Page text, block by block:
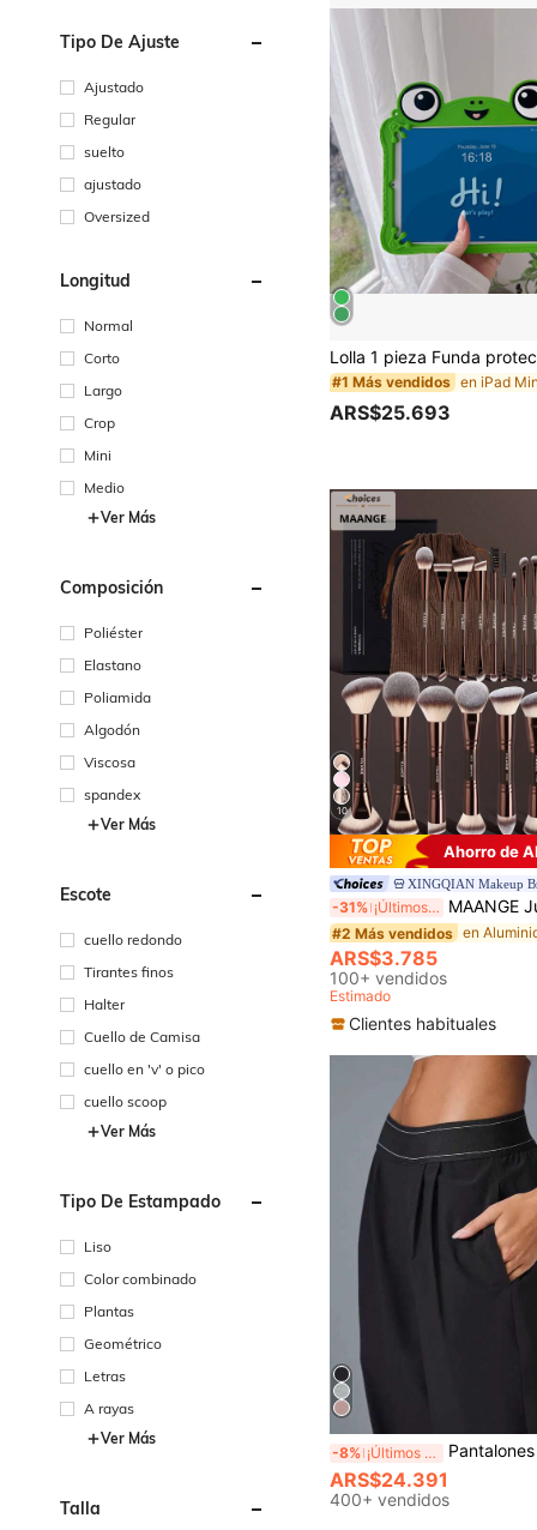
Tipo De Ajuste
Ajustado
Regular
suelto
ajustado
Oversized
Longitud
Normal
Corto
Largo
Crop
Mini
Medio
Ver Más
Composición
Poliéster
Elastano
Poliamida
Algodón
Viscosa
spandex
Ver Más
Escote
cuello redondo
Tirantes finos
Halter
Cuello de Camisa
cuello en 'v' o pico
cuello scoop
Ver Más
Tipo De Estampado
Liso
Color combinado
Plantas
Geométrico
Letras
A rayas
Ver Más
Talla
#1 Más vendidos
ARS$25.693
10
Ahorro de
XINGQIAN Makeup
-31% ¡Últimos 2 días MAANGE Juego de brochas de maquillaje profesional de 1/7/5/11/13/16/19/21/24 piezas, incluye bolsa de almacenamiento, tubo de almacenamiento, accesorios de maquillaje, brocha de bronceado, brocha iluminadora, brocha correctora, brocha de base, brocha de rubor, brocha de
#2 Más vendidos
ARS$3.785
100+ vendidos
Estimado
Clientes habituales
-8% ¡Últimos 2 días Pantalones deportivos ligeros, casuales y de secado rápido para mujer con bolsillos. Pantalones de ejercicio
ARS$24.391
400+ vendidos